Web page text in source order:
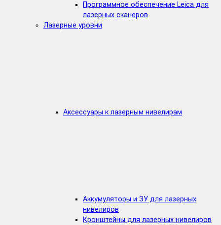
Программное обеспечение Leica для
лазерных сканеров
Лазерные уровни
Аксессуары к лазерным нивелирам
Аккумуляторы и ЗУ для лазерных
нивелиров
Кронштейны для лазерных нивелиров